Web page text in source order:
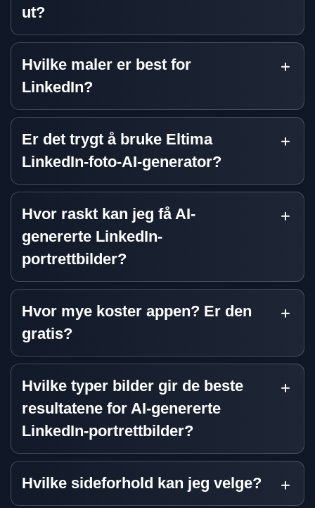
ut?
Hvilke maler er best for
LinkedIn?
Er det trygt å bruke Eltima
LinkedIn-foto-AI-generator?
Hvor raskt kan jeg få AI-
genererte LinkedIn-
portrettbilder?
Hvor mye koster appen? Er den
gratis?
Hvilke typer bilder gir de beste
resultatene for AI-genererte
LinkedIn-portrettbilder?
Hvilke sideforhold kan jeg velge?